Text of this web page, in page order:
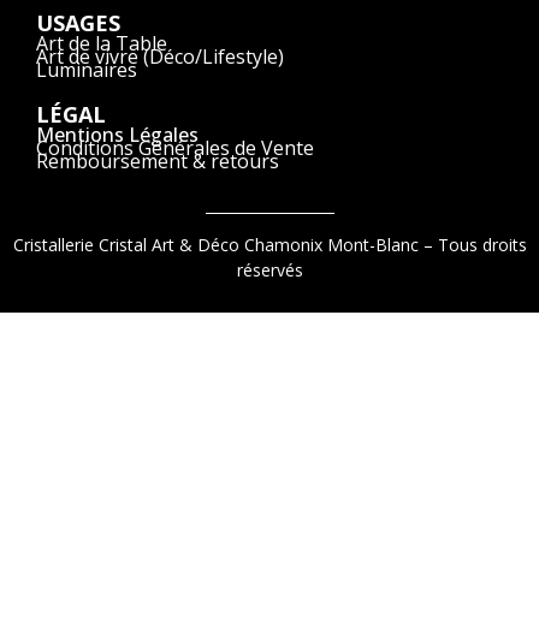
USAGES
Art de la Table
Art de vivre (Déco/Lifestyle)
Luminaires
LÉGAL
Mentions Légales
Conditions Générales de Vente
Remboursement & retours
Cristallerie Cristal Art & Déco Chamonix Mont-Blanc – Tous droits
réservés